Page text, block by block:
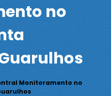
no
Monitoramento no